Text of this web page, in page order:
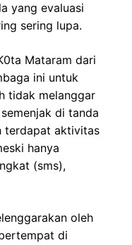
yang evaluasi
sering lupa.
Mataram dari
ini untuk
tidak melanggar
di tanda
terdapat aktivitas
hanya
(sms),
oleh
di